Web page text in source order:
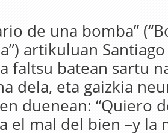
de una bomba”
artikuluan
faltsu batean sartu
dela, eta gaizkia
duenean: “Quiero
el mal del bien –y la